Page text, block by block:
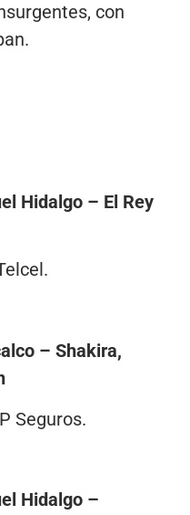
con
Hidalgo – El Rey
– Shakira,
Seguros.
Hidalgo –